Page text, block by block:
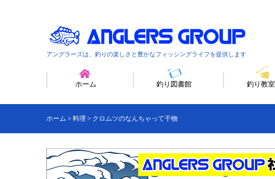
アングラーズは、釣りの楽しさと豊かなフィッシングライフを提供します
ホーム 釣り図書館 釣り教室
ホーム > 料理 > クロムツのなんちゃって干物